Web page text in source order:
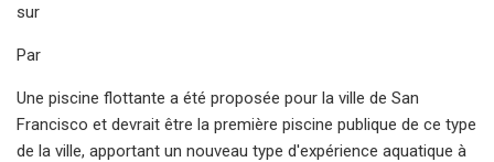
sur
Par
Une piscine flottante a été proposée pour la ville de San
Francisco et devrait être la première piscine publique de ce type
de la ville, apportant un nouveau type d'expérience aquatique à